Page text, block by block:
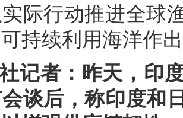
际行动推进全球
持续利用海洋作
记者：昨天，印
谈后，称印度和